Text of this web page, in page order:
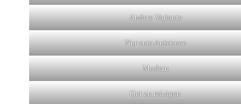
Andere Variante
Nur zum Anlehnen
Modern
Gut zu reinigen